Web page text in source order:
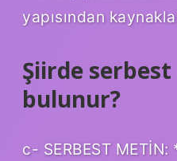
yapısından
Şiirde serbest
bulunur?
c- SERBEST